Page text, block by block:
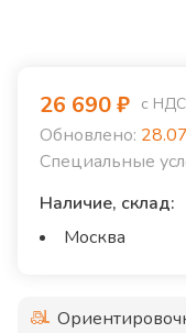
26 690₽ с НДС
Обновлено:
Специальные
Наличие, склад:
Москва